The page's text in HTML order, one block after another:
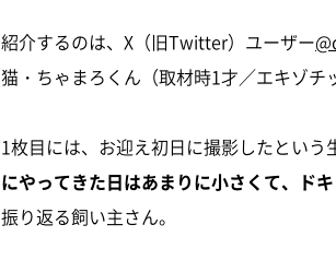
紹介するのは、X（旧Twitter）ユーザー
猫・ちゃまろくん（取材時1才／エキゾ
1枚目には、お迎え初日に撮影したとい
にやってきた日はあまりに小さくて、ド
振り返る飼い主さん。